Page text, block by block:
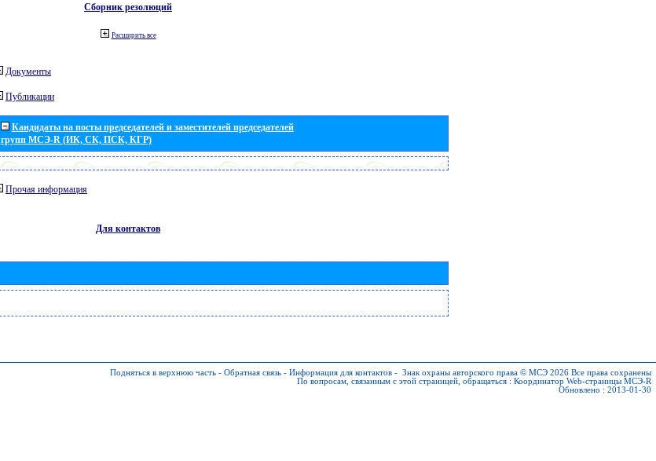
Сборник резолюций
Расширить все
Документы
Публикации
Кандидаты на посты председателей и заместителей председателей
групп МСЭ-R (ИК, СК, ПСК, КГР)
Прочая информация
Для контактов
Подняться в верхнюю часть - Обратная связь - Информация для контактов - Знак охраны авторского права © МСЭ 2026 Все права сохранены
По вопросам, связанным с этой страницей, обращаться : Координатор Web-страницы МСЭ-R
Обновлено : 2013-01-30